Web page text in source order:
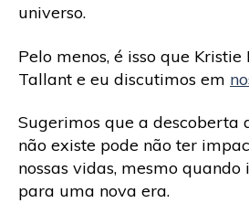
universo.
Pelo menos, é isso que
Tallant e eu discutimos em
Sugerimos que a descoberta
não existe pode não ter
nossas vidas, mesmo
para uma nova era.